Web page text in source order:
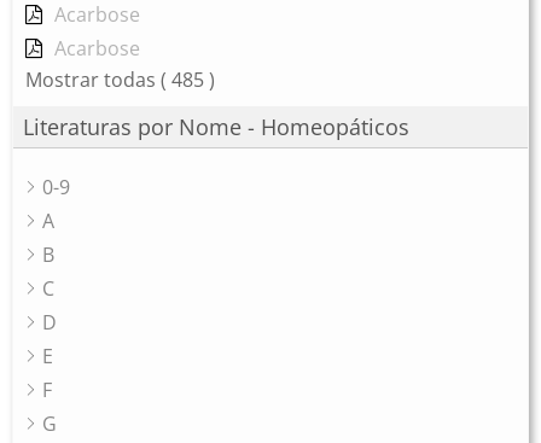
Acarbose
Acarbose
Mostrar todas ( 485 )
Literaturas por Nome - Homeopáticos
0-9
A
B
C
D
E
F
G